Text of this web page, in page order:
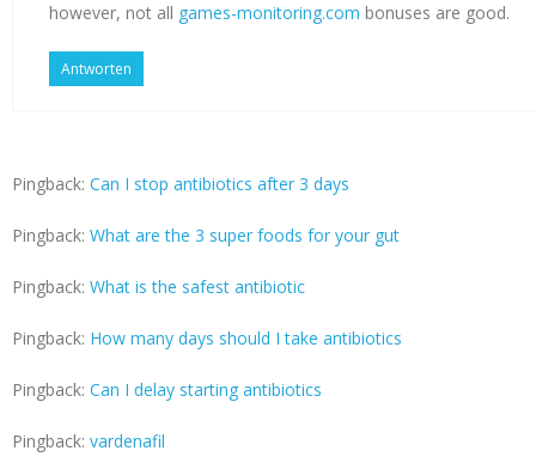
however, not all games-monitoring.com bonuses are good.
Antworten
Pingback: Can I stop antibiotics after 3 days
Pingback: What are the 3 super foods for your gut
Pingback: What is the safest antibiotic
Pingback: How many days should I take antibiotics
Pingback: Can I delay starting antibiotics
Pingback: vardenafil